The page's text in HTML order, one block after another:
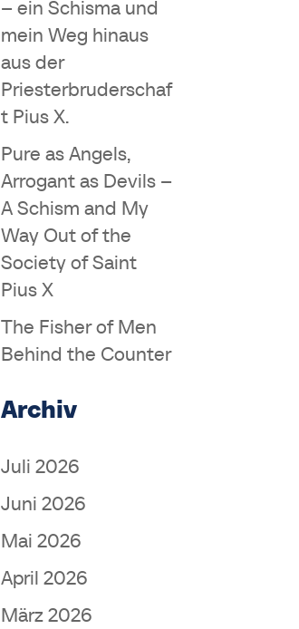
– ein Schisma und
mein Weg hinaus
aus der
Priesterbruderschaf
t Pius X.
Pure as Angels,
Arrogant as Devils –
A Schism and My
Way Out of the
Society of Saint
Pius X
The Fisher of Men
Behind the Counter
Archiv
Juli 2026
Juni 2026
Mai 2026
April 2026
März 2026